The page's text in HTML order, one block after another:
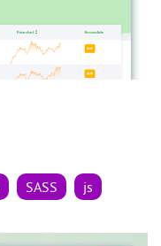
SASS js